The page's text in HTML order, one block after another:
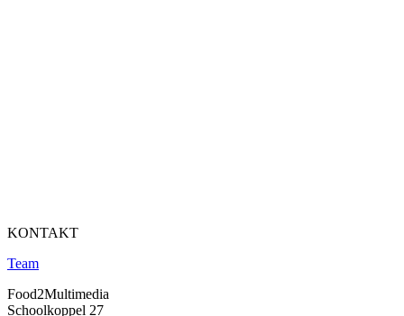
KONTAKT
Team
Food2Multimedia
Schoolkoppel 27